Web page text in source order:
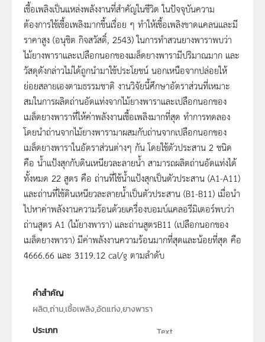
เชื้อเพลิงเป็นแหล่งพลังงานที่สำคัญในชีวิต ในปัจจุบันความ
ต้องการใช้เชื้อเพลิงมากขึ้นเรื่อย ๆ ทำให้เชื้อเพลิงขาดแคลนและมี
ราคาสูง (อนุชิต กิจสวัสดิ์, 2543) ในการทำสวนยางพาราพบว่า
ไม้ยางพาราและเปลือกนอกของเมล็ดยางพารามีปริมาณมาก และ
วัสดุดังกล่าวไม่ได้ถูกนำมาใช้ประโยชน์ นอกเหนือจากปล่อยให้
ย่อยสลายเองตามธรรมชาติ งานวิจัยนี้ศึกษาอัตราส่วนที่เหมาะ
สมในการผลิตถ่านอัดแท่งจากไม้ยางพาราและเปลือกนอกของ
เมล็ดยางพาราที่ให้ค่าพลังงานเชื้อเพลิงมากที่สุด ทำการทดลอง
โดยนำถ่านจากไม้ยางพารามาผสมกับถ่านจากเปลือกนอกของ
เมล็ดยางพาราในอัตราส่วนต่างๆ กัน โดยใช้ตัวประสาน 2 ชนิด
คือ น้ำแป้งสุกกับดินเหนียวละลายน้ำ สามารถผลิตถ่านอัดแท่งได้
ทั้งหมด 22 สูตร คือ ถ่านที่ใช้น้ำแป้งสุกเป็นตัวประสาน (A1-A11)
และถ่านที่ใช้ดินเหนียวละลายน้ำเป็นตัวประสาน (B1-B11) เมื่อนำ
ไปหาค่าพลังงานความร้อนด้วยเครื่องบอมบ์แคลอรีมิเตอร์พบว่า
ถ่านสูตร A1 (ไม้ยางพารา) และถ่านสูตรB11 (เปลือกนอกของ
เมล็ดยางพารา) มีค่าพลังงานความร้อนมากที่สุดและน้อยที่สุด คือ
4666.66 และ 3119.12 cal/g ตามลำดับ
คำสำคัญ
ผลิต,ถ่าน,เชื้อเพลิง,อัดแท่ง,ยางพารา
ประเภท
Text